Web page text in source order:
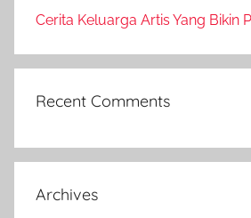
Cerita Keluarga Artis Yang Bikin
Recent Comments
Archives